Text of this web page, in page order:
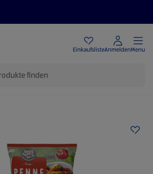
EinkaufslisteAnmeldenMenu